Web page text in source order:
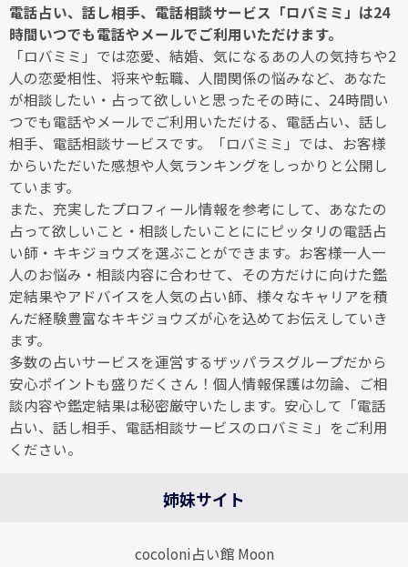
電話占い、話し相手、電話相談サービス「ロバミミ」は24
時間いつでも電話やメールでご利用いただけます。
「ロバミミ」では恋愛、結婚、気になるあの人の気持ちや2
人の恋愛相性、将来や転職、人間関係の悩みなど、あなた
が相談したい・占って欲しいと思ったその時に、24時間い
つでも電話やメールでご利用いただける、電話占い、話し
相手、電話相談サービスです。「ロバミミ」では、お客様
からいただいた感想や人気ランキングをしっかりと公開し
ています。
また、充実したプロフィール情報を参考にして、あなたの
占って欲しいこと・相談したいことににピッタリの電話占
い師・キキジョウズを選ぶことができます。お客様一人一
人のお悩み・相談内容に合わせて、その方だけに向けた鑑
定結果やアドバイスを人気の占い師、様々なキャリアを積
んだ経験豊富なキキジョウズが心を込めてお伝えしていき
ます。
多数の占いサービスを運営するザッパラスグループだから
安心ポイントも盛りだくさん！個人情報保護は勿論、ご相
談内容や鑑定結果は秘密厳守いたします。安心して「電話
占い、話し相手、電話相談サービスのロバミミ」をご利用
ください。
姉妹サイト
cocoloni占い館 Moon